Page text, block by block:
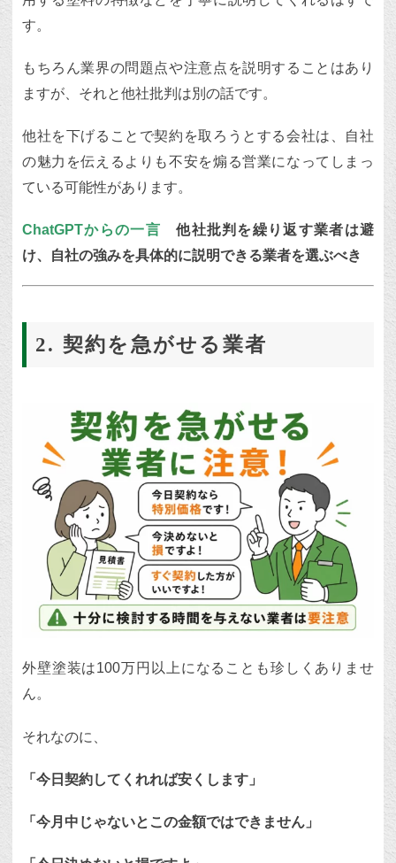
す。
もちろん業界の問題点や注意点を説明することはあり
ますが、それと他社批判は別の話です。
他社を下げることで契約を取ろうとする会社は、自社
の魅力を伝えるよりも不安を煽る営業になってしまっ
ている可能性があります。
ChatGPTからの一言他社批判を繰り返す業者は避
け、自社の強みを具体的に説明できる業者を選ぶべき
2. 契約を急がせる業者
外壁塗装は100万円以上になることも珍しくありませ
ん。
それなのに、
「今日契約してくれれば安くします」
「今月中じゃないとこの金額ではできません」